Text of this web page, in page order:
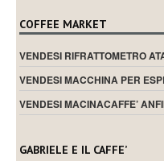
COFFEE MARKET
VENDESI RIFRATTOMETRO
VENDESI MACCHINA PER
VENDESI MACINACAFFE’
GABRIELE E IL CAFFE’